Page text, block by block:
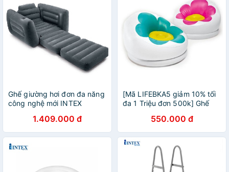
Ghế giường hơi đơn đa năng
công nghệ mới INTEX
1.409.000 đ
[Mã LIFEBKA5 giảm 10% tối
đa 1 Triệu đơn 500k] Ghế
550.000 đ